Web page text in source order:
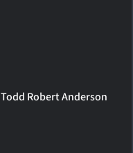
Todd Robert Anderson